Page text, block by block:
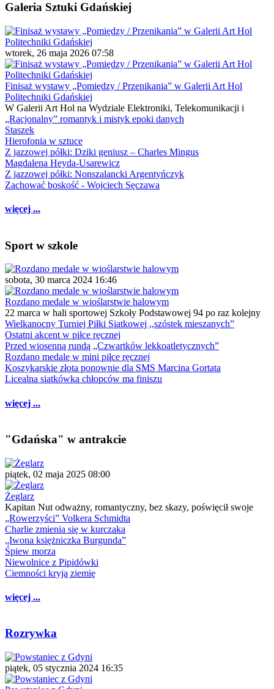
Galeria Sztuki Gdańskiej
wtorek, 26 maja 2026 07:58
Finisaż wystawy „Pomiędzy / Przenikania” w Galerii Art Hol
Politechniki Gdańskiej
W Galerii Art Hol na Wydziale Elektroniki, Telekomunikacji i
„Racjonalny” romantyk i mistyk epoki danych
Staszek
Hierofonia w sztuce
Z jazzowej półki: Dziki geniusz – Charles Mingus
Magdalena Heyda-Usarewicz
Z jazzowej półki: Nonszalancki Argentyńczyk
Zachować boskość - Wojciech Sęczawa
więcej ...
Sport w szkole
sobota, 30 marca 2024 16:46
Rozdano medale w wioślarstwie halowym
22 marca w hali sportowej Szkoły Podstawowej 94 po raz kolejny
Wielkanocny Turniej Piłki Siatkowej ,,szóstek mieszanych”
Ostatni akcent w piłce ręcznej
Przed wiosenną rundą „Czwartków lekkoatletycznych”
Rozdano medale w mini piłce ręcznej
Koszykarskie złota ponownie dla SMS Marcina Gortata
Licealna siatkówka chłopców ma finiszu
więcej ...
"Gdańska" w antrakcie
piątek, 02 maja 2025 08:00
Żeglarz
Kapitan Nut odważny, romantyczny, bez skazy, poświęcił swoje
„Rowerzyści” Volkera Schmidta
Charlie zmienia się w kurczaka
„Iwona księżniczka Burgunda”
Śpiew morza
Niewolnice z Pipidówki
Ciemności kryją ziemię
więcej ...
Rozrywka
piątek, 05 stycznia 2024 16:35